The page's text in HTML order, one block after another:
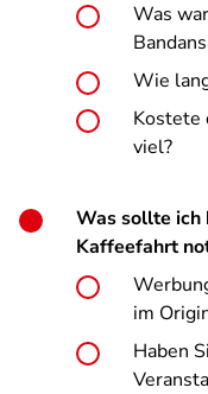
Was
Wie
Kostete
viel?
Was sollte ich
Kaffeefahrt
im
Haben